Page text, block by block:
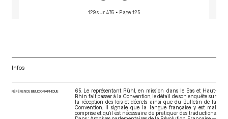
129 sur 476 • Page 125
Infos
RÉFÉRENCE BIBLIOGRAPHIQUE
65. Le représentant Rühl, en mission dans le Bas et Haut-
Rhin fait passer à la Convention, le détail de son enquête sur
la réception des lois et décrets ainsi que du Bulletin de la
Convention. Il signale que la langue française y est mal
comprise et qu’il est nécessaire de pratiquer des traductions.